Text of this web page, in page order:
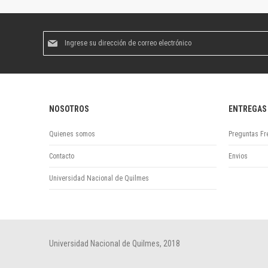
boletín
NOSOTROS
Quienes somos
Contacto
Universidad Nacional de Quilmes
ENTREGAS
Preguntas
Envios
Universidad Nacional de Quilmes, 2018